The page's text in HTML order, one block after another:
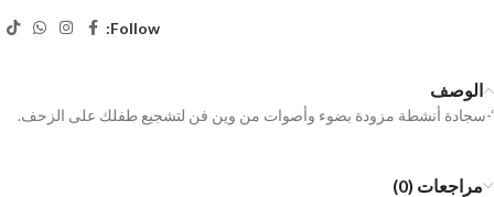
Follow:
الوصف
‘-سجادة أنشطة مزودة بضوء وأصوات من وين فن لتشجيع طفلك على الزحف.
مراجعات (0)